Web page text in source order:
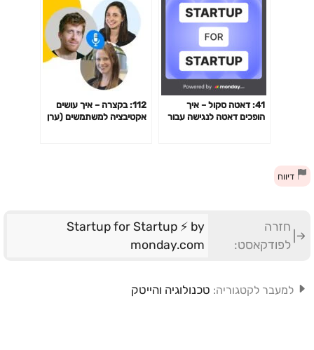
41: דאטה סקול – איך
הופכים דאטה לנגישה עבור
112: בקצרה – איך עושים
אקטיבציה למשתמשים (ערן
דיווח
חזרה
לפודקאסט:
Startup for Startup ⚡ by
monday.com
למעבר לקטגוריה: טכנולוגיה והייטק